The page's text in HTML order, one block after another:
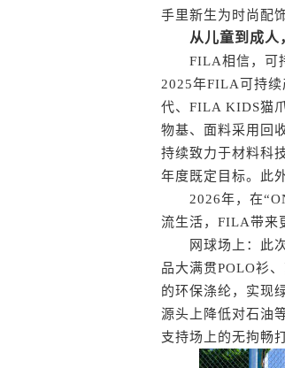
手里新生为时尚配
从儿童到成人
FILA相信，可持
2025年FILA可持
代、FILA KIDS猫
物基、面料采用回
持续致力于材料科
年度既定目标。此
2026年，在
流生活，FILA带来
网球场上：此次
品大满贯POLO衫
的环保涤纶，实现
源头上降低对石油
支持场上的无拘畅